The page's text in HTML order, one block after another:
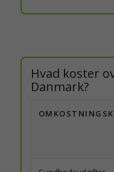
Hvad koster
Danmark?